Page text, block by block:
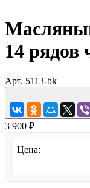
14 рядов
Арт. 5113-bk
3 900 ₽
Цена: